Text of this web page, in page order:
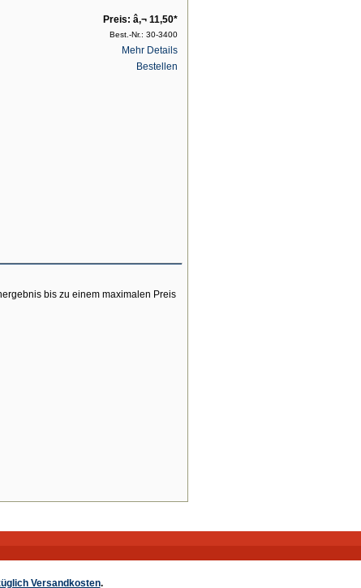
Preis: â‚¬ 11,50*
Best.-Nr.: 30-3400
Mehr Details
Bestellen
bis zu einem maximalen Preis
Versandkosten.